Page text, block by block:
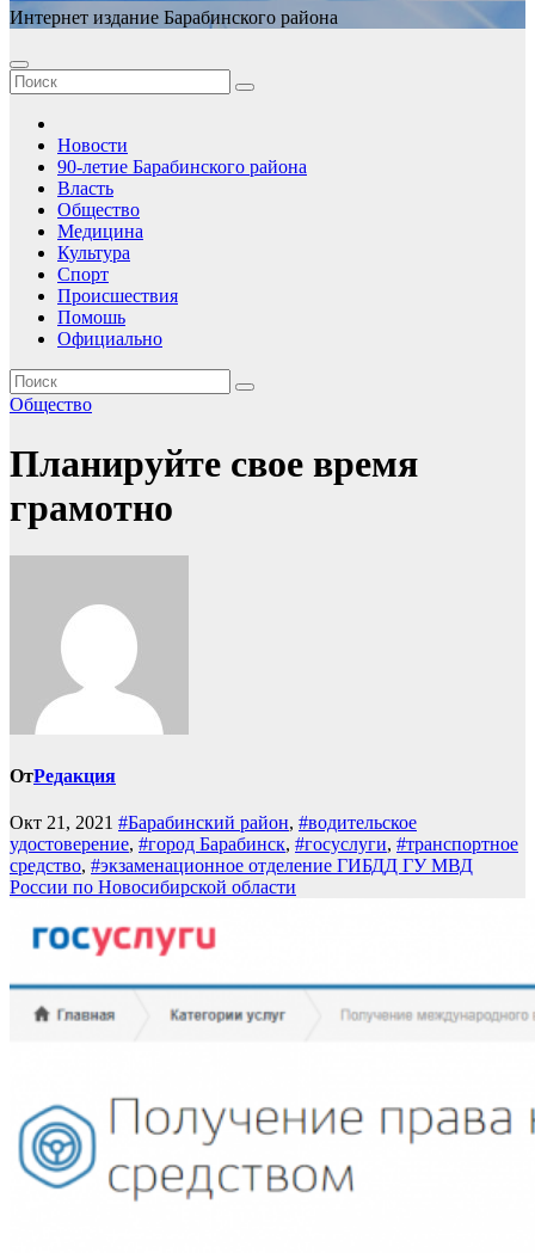
Интернет издание Барабинского района
Новости
90-летие Барабинского района
Власть
Общество
Медицина
Культура
Спорт
Происшествия
Помошь
Официально
Общество
Планируйте свое время
грамотно
ОтРедакция
Окт 21, 2021 #Барабинский район, #водительское
удостоверение, #город Барабинск, #госуслуги, #транспортное
средство, #экзаменационное отделение ГИБДД ГУ МВД
России по Новосибирской области